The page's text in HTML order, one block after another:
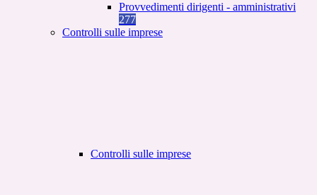
Provvedimenti dirigenti - amministrativi
277
Controlli sulle imprese
Controlli sulle imprese